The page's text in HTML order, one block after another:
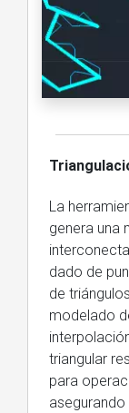
La
genera una
dado de
de
modelado
triangular
para